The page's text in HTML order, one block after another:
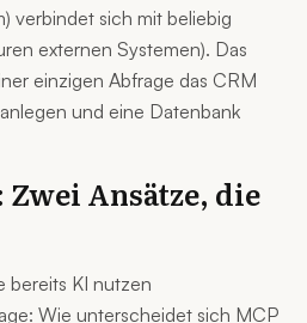
verbindet sich mit beliebig
externen Systemen). Das
einzigen Abfrage das CRM
und eine Datenbank
Zwei Ansätze, die
bereits KI nutzen
Wie unterscheidet sich MCP